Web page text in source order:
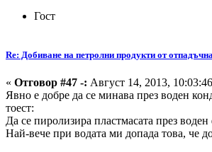
Гост
Re: Добиване на петролни продукти от
« Отговор #47 -: Август 14, 2013,
Явно е добре да се минава през воден
тоест:
Да се пиролизира пластмасата през
Най-вече при водата ми допада това, че